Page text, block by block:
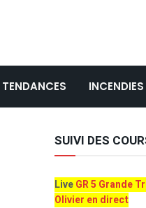
TENDANCES INCENDIES
SUIVI DES
LiveGR 5 Grande
Olivier en direct